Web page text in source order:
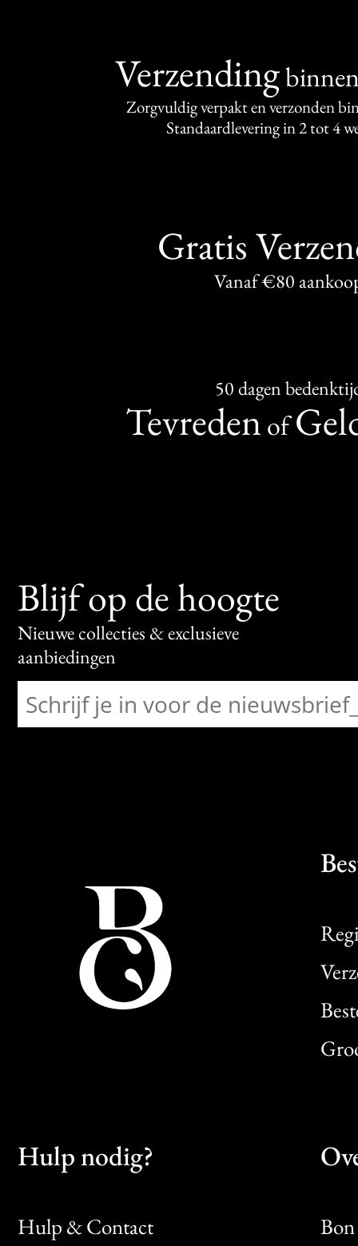
Verzending
Zorgvuldig verpakt en verzonden
Standaardlevering in 2 tot 4
Gratis
Vanaf €80
50 dagen
Tevredenof
Blijf op de hoogte
Nieuwe collecties & exclusieve
aanbiedingen
Hulp nodig?
Hulp & Contact